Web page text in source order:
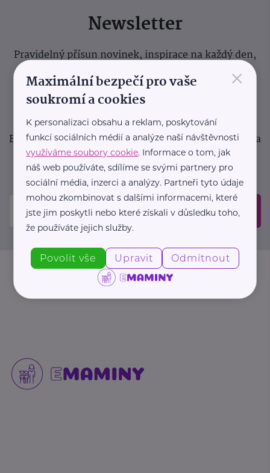
Newsletter
Pravidelný přísun novinek, inspirace na každý den,
podpora pro rodiče i sdílení zkušeností. Takový je
Newsletter webu eMaminy.cz. Přihlaste se k jeho
odběru a čtěte o tématech, které vám pomohou
v náročném období nebo zpříjemní rodinný život.
Buďte první, kdo se dozví o nových článcích, akcích a
událostech. Prosíme, potvrďte odběr ve vaší e-
mailové schránce.
Odeslat
×
Maximální bezpečí pro vaše
soukromí a cookies
K personalizaci obsahu a reklam, poskytování
funkcí sociálních médií a analýze naší návštěvnosti
využíváme soubory cookie. Informace o tom, jak
náš web používáte, sdílíme se svými partnery pro
sociální média, inzerci a analýzy. Partneři tyto údaje
mohou zkombinovat s dalšími informacemi, které
jste jim poskytli nebo které získali v důsledku toho,
že používáte jejich služby.
Povolit vše Upravit Odmítnout